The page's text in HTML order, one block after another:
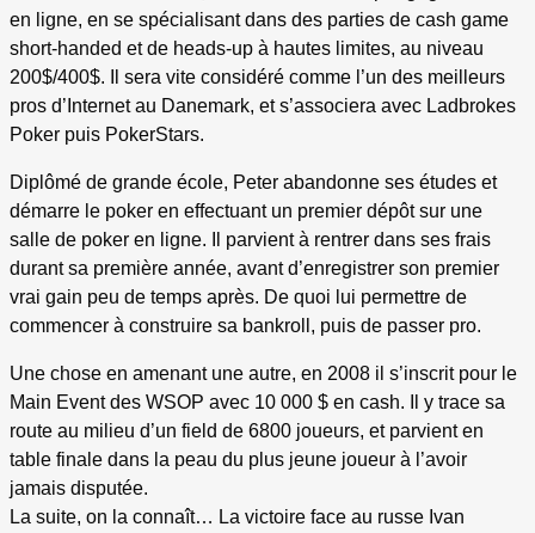
en ligne, en se spécialisant dans des parties de cash game
short-handed et de heads-up à hautes limites, au niveau
200$/400$. Il sera vite considéré comme l’un des meilleurs
pros d’Internet au Danemark, et s’associera avec Ladbrokes
Poker puis PokerStars.
Diplômé de grande école, Peter abandonne ses études et
démarre le poker en effectuant un premier dépôt sur une
salle de poker en ligne. Il parvient à rentrer dans ses frais
durant sa première année, avant d’enregistrer son premier
vrai gain peu de temps après. De quoi lui permettre de
commencer à construire sa bankroll, puis de passer pro.
Une chose en amenant une autre, en 2008 il s’inscrit pour le
Main Event des WSOP avec 10 000 $ en cash. Il y trace sa
route au milieu d’un field de 6800 joueurs, et parvient en
table finale dans la peau du plus jeune joueur à l’avoir
jamais disputée.
La suite, on la connaît… La victoire face au russe Ivan